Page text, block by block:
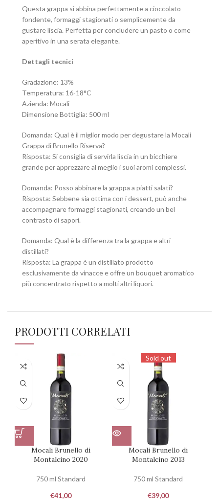
Questa grappa si abbina perfettamente a cioccolato
fondente, formaggi stagionati o semplicemente da
gustare liscia. Perfetta per concludere un pasto o come
aperitivo in una serata elegante.
Dettagli tecnici
Gradazione: 13%
Temperatura: 16-18°C
Azienda: Mocali
Dimensione Bottiglia: 500 ml
Domanda: Qual è il miglior modo per degustare la Mocali
Grappa di Brunello Riserva?
Risposta: Si consiglia di servirla liscia in un bicchiere
grande per apprezzare al meglio i suoi aromi complessi.
Domanda: Posso abbinare la grappa a piatti salati?
Risposta: Sebbene sia ottima con i dessert, può anche
accompagnare formaggi stagionati, creando un bel
contrasto di sapori.
Domanda: Qual è la differenza tra la grappa e altri
distillati?
Risposta: La grappa è un distillato prodotto
esclusivamente da vinacce e offre un bouquet aromatico
più concentrato rispetto a molti altri liquori.
PRODOTTI CORRELATI
Mocali Brunello di
Montalcino 2020
750 ml Standard
€41,00
Sold out
Mocali Brunello di
Montalcino 2013
750 ml Standard
€39,00